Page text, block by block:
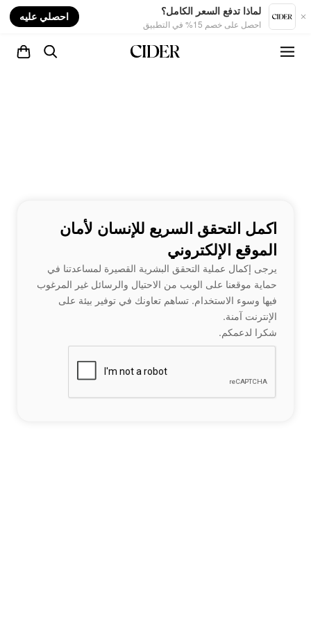
لماذا تدفع السعر الكامل؟
احصل على خصم 15% في التطبيق
احصلي عليه
اكمل التحقق السريع للإنسان لأمان
الموقع الإلكتروني
يرجى إكمال عملية التحقق البشرية القصيرة لمساعدتنا في
حماية موقعنا على الويب من الاحتيال والرسائل غير المرغوب
فيها وسوء الاستخدام. تساهم تعاونك في توفير بيئة على
الإنترنت آمنة.
شكرا لدعمكم.